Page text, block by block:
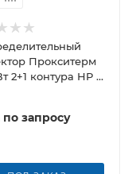
Прокситерм
2+1 контура НР 1
запросу